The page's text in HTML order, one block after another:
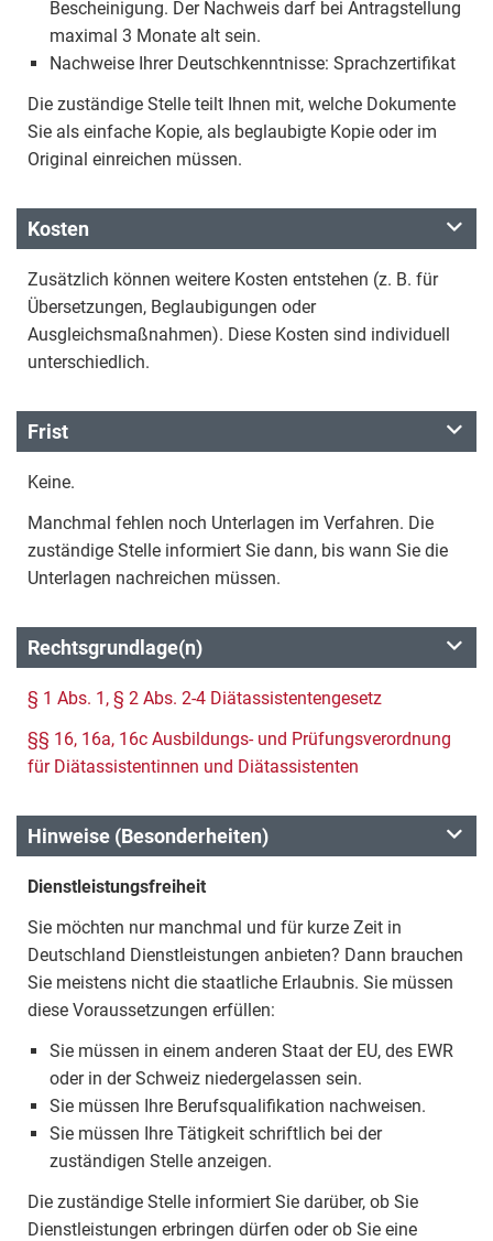
Bescheinigung. Der Nachweis darf bei Antragstellung
maximal 3 Monate alt sein.
Nachweise Ihrer Deutschkenntnisse: Sprachzertifikat
Die zuständige Stelle teilt Ihnen mit, welche Dokumente
Sie als einfache Kopie, als beglaubigte Kopie oder im
Original einreichen müssen.
Kosten
Zusätzlich können weitere Kosten entstehen (z. B. für
Übersetzungen, Beglaubigungen oder
Ausgleichsmaßnahmen). Diese Kosten sind individuell
unterschiedlich.
Frist
Keine.
Manchmal fehlen noch Unterlagen im Verfahren. Die
zuständige Stelle informiert Sie dann, bis wann Sie die
Unterlagen nachreichen müssen.
Rechtsgrundlage(n)
§ 1 Abs. 1, § 2 Abs. 2-4 Diätassistentengesetz
§§ 16, 16a, 16c Ausbildungs- und Prüfungsverordnung
für Diätassistentinnen und Diätassistenten
Hinweise (Besonderheiten)
Dienstleistungsfreiheit
Sie möchten nur manchmal und für kurze Zeit in
Deutschland Dienstleistungen anbieten? Dann brauchen
Sie meistens nicht die staatliche Erlaubnis. Sie müssen
diese Voraussetzungen erfüllen:
Sie müssen in einem anderen Staat der EU, des EWR
oder in der Schweiz niedergelassen sein.
Sie müssen Ihre Berufsqualifikation nachweisen.
Sie müssen Ihre Tätigkeit schriftlich bei der
zuständigen Stelle anzeigen.
Die zuständige Stelle informiert Sie darüber, ob Sie
Dienstleistungen erbringen dürfen oder ob Sie eine